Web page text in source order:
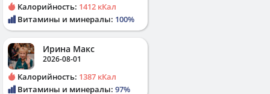
Калорийность: 1412 кКал
Витамины и минералы: 100%
Ирина Макс
2026-08-01
Калорийность: 1387 кКал
Витамины и минералы: 97%